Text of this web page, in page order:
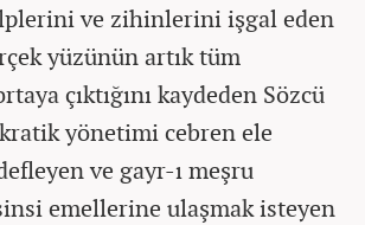
ve zihinlerini işgal eden
yüzünün artık tüm
çıktığını kaydeden Sözcü
yönetimi cebren ele
ve gayr-ı meşru
emellerine ulaşmak isteyen